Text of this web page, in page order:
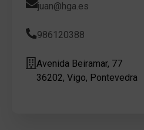
juan@hga.es
986120388
Avenida Beiramar, 77
36202, Vigo, Pontevedra